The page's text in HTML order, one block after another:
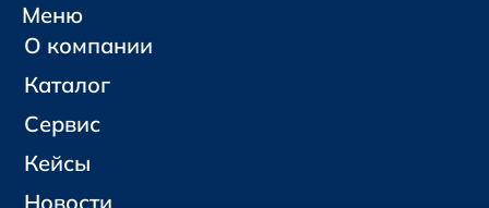
Меню
О компании
Каталог
Сервис
Кейсы
Новости